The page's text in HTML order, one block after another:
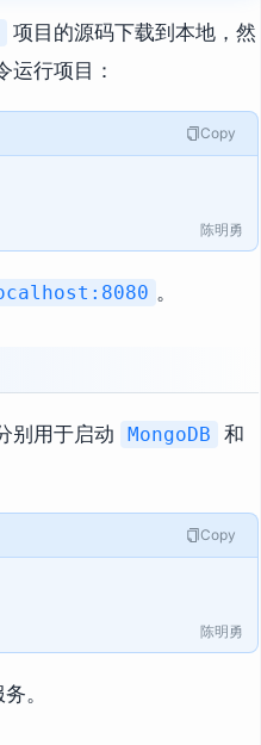
项目的源码下载到本地，然
运行项目：
Copy
陈明勇
。
别用于启动 MongoDB 和
Copy
陈明勇
。